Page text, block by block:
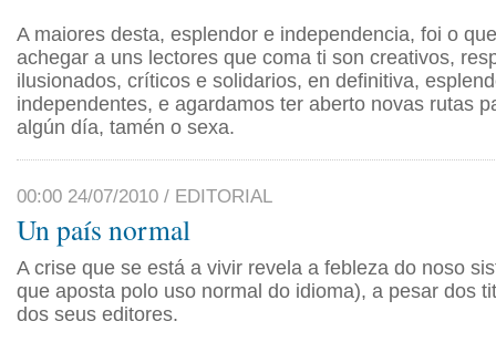
A maiores desta, esplendor e independencia, foi o
achegar a uns lectores que coma ti son creativos,
ilusionados, críticos e solidarios, en definitiva,
independentes, e agardamos ter aberto novas rutas
algún día, tamén o sexa.
00:00 24/07/2010 / EDITORIAL
Un país normal
A crise que se está a vivir revela a febleza do noso
que aposta polo uso normal do idioma), a pesar dos
dos seus editores.